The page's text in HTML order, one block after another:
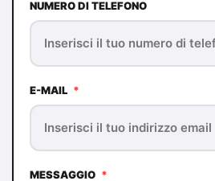
NUMERO DI TELEFONO
E-MAIL *
MESSAGGIO *